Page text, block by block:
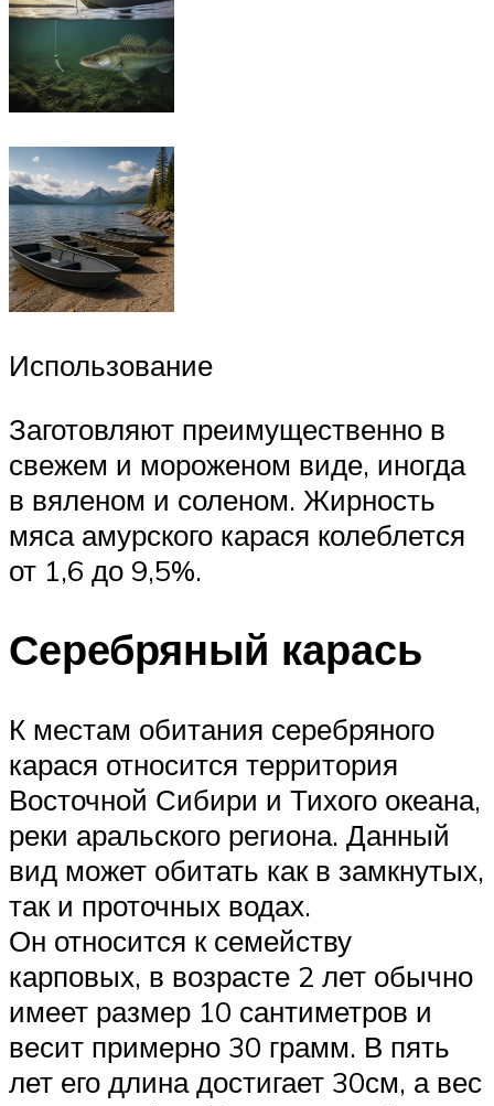
Использование
Заготовляют преимущественно в
свежем и мороженом виде, иногда
в вяленом и соленом. Жирность
мяса амурского карася колеблется
от 1,6 до 9,5%.
Серебряный карась
К местам обитания серебряного
карася относится территория
Восточной Сибири и Тихого океана,
реки аральского региона. Данный
вид может обитать как в замкнутых,
так и проточных водах.
Он относится к семейству
карповых, в возрасте 2 лет обычно
имеет размер 10 сантиметров и
весит примерно 30 грамм. В пять
лет его длина достигает 30см, а вес